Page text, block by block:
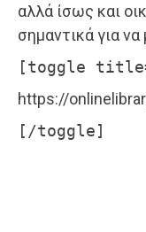
αλλά ίσως και
σημαντικά για
[toggle
https://
[/toggle]